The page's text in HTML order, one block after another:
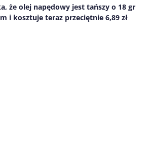
że olej napędowy jest tańszy o 18 gr
i kosztuje teraz przeciętnie 6,89 zł